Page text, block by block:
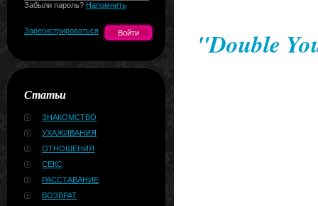
Забыли пароль? Напомнить
Зарегистрироваться
Статьи
ЗНАКОМСТВО
УХАЖИВАНИЯ
ОТНОШЕНИЯ
СЕКС
РАССТАВАНИЕ
ВОЗВРАТ
"Double